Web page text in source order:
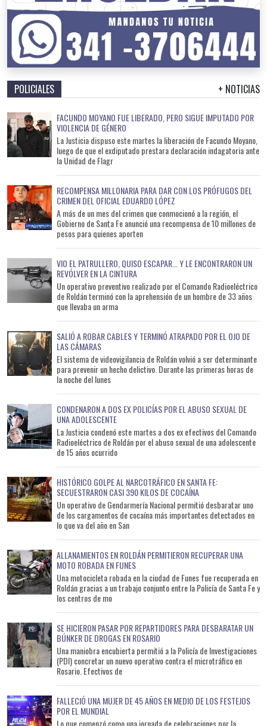
POLICIALES + NOTICIAS
FACUNDO MOYANO FUE LIBERADO, PERO SIGUE IMPUTADO POR
VIOLENCIA DE GÉNERO
La Justicia dispuso este martes la liberación de Facundo Moyano,
luego de que el exdiputado prestara declaración indagatoria ante
la Unidad de Flagr
RECOMPENSA MILLONARIA PARA DAR CON LOS PRÓFUGOS DEL
CRIMEN DEL OFICIAL EDUARDO LÓPEZ
A más de un mes del crimen que conmocionó a la región, el
Gobierno de Santa Fe anunció una recompensa de 10 millones de
pesos para quienes aporten
VIO EL PATRULLERO, QUISO ESCAPAR... Y LE ENCONTRARON UN
REVÓLVER EN LA CINTURA
Un operativo preventivo realizado por el Comando Radioeléctrico
de Roldán terminó con la aprehensión de un hombre de 33 años
que llevaba un arma
SALIÓ A ROBAR CABLES Y TERMINÓ ATRAPADO POR EL OJO DE
LAS CÁMARAS
El sistema de videovigilancia de Roldán volvió a ser determinante
para prevenir un hecho delictivo. Durante las primeras horas de
la noche del lunes
CONDENARON A DOS EX POLICÍAS POR EL ABUSO SEXUAL DE
UNA ADOLESCENTE
La Justicia condenó este martes a dos ex efectivos del Comando
Radioeléctrico de Roldán por el abuso sexual de una adolescente
de 15 años ocurrido
HISTÓRICO GOLPE AL NARCOTRÁFICO EN SANTA FE:
SECUESTRARON CASI 390 KILOS DE COCAÍNA
Un operativo de Gendarmería Nacional permitió desbaratar uno
de los cargamentos de cocaína más importantes detectados en
lo que va del año en San
ALLANAMIENTOS EN ROLDÁN PERMITIERON RECUPERAR UNA
MOTO ROBADA EN FUNES
Una motocicleta robada en la ciudad de Funes fue recuperada en
Roldán gracias a un trabajo conjunto entre la Policía de Santa Fe y
los centros de mo
SE HICIERON PASAR POR REPARTIDORES PARA DESBARATAR UN
BÚNKER DE DROGAS EN ROSARIO
Una maniobra encubierta permitió a la Policía de Investigaciones
(PDI) concretar un nuevo operativo contra el microtráfico en
Rosario. Efectivos de
FALLECIÓ UNA MUJER DE 45 AÑOS EN MEDIO DE LOS FESTEJOS
POR EL MUNDIAL
Lo que comenzó como una jornada de celebraciones por la